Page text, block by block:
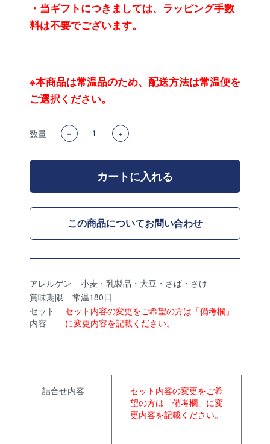
・当ギフトにつきましては、ラッピング手数
料は不要でございます。
※本商品は常温品のため、配送方法は常温便を
ご選択ください。
数量 － +
カートに入れる
この商品についてお問い合わせ
アレルゲン
小麦・乳製品・大豆・さば・さけ
賞味期限
常温180日
セット
内容
セット内容の変更をご希望の方は「備考欄」
に変更内容を記載ください。
詰合せ内容
セット内容の変更をご希
望の方は「備考欄」に変
更内容を記載ください。